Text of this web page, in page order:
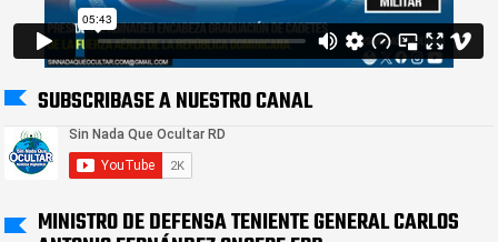
SUBSCRIBASE A NUESTRO CANAL
MINISTRO DE DEFENSA TENIENTE GENERAL CARLOS